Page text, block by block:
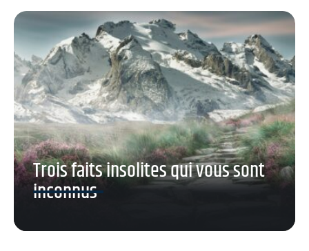
Trois faits insolites qui vous sont
inconnus